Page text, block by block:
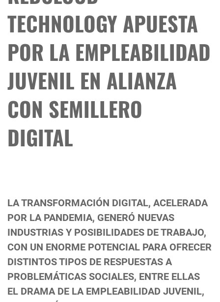
TECHNOLOGY APUESTA
POR LA EMPLEABILIDAD
JUVENIL EN ALIANZA
CON SEMILLERO
DIGITAL
LA TRANSFORMACIÓN DIGITAL, ACELERADA
POR LA PANDEMIA, GENERÓ NUEVAS
INDUSTRIAS Y POSIBILIDADES DE TRABAJO,
CON UN ENORME POTENCIAL PARA OFRECER
DISTINTOS TIPOS DE RESPUESTAS A
PROBLEMÁTICAS SOCIALES, ENTRE ELLAS
EL DRAMA DE LA EMPLEABILIDAD JUVENIL,